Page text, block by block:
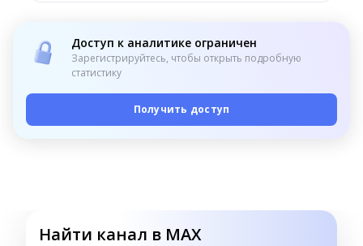
Доступ к аналитике ограничен
Зарегистрируйтесь, чтобы открыть подробную
статистику
Получить доступ
Найти канал в MAX